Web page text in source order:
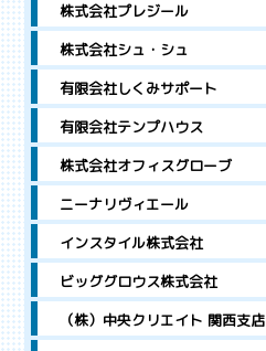
株式会社プレジール
株式会社シュ・シュ
有限会社しくみサポート
有限会社テンプハウス
株式会社オフィスグローブ
ニーナリヴィエール
インスタイル株式会社
ビッググロウス株式会社
（株）中央クリエイト 関西支店